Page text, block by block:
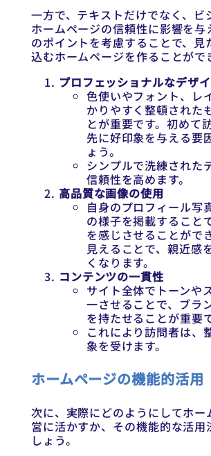
一方で、テキストだけでなく、ビ
ホームページの信頼性に影響を与
のポイントを考慮することで、見
込むホームページを作ることがで
プロフェッショナルなデザ
色使いやフォント、レ
かりやすく整頓された
とが重要です。初めて
先に好印象を与える要
ょう。
シンプルで洗練された
信頼性を高めます。
高品質な画像の使用
自身のプロフィール写
の様子を掲載すること
を感じさせることがで
見えることで、親近感
くなります。
コンテンツの一貫性
サイト全体でトーンや
一させることで、ブラ
を持たせることが重要で
これにより訪問者は、
象を受けます。
ホームページの機能的活用
次に、実際にどのようにしてホー
営に活かすか、その機能的な活用
しょう。